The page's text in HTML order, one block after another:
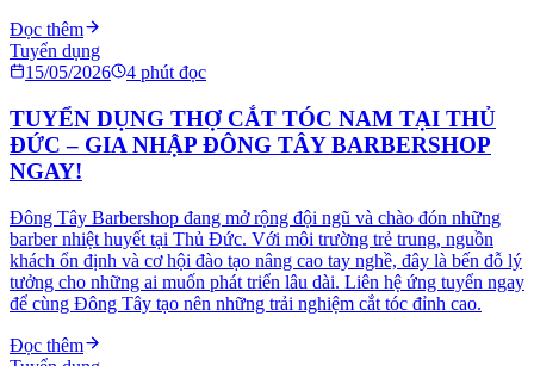
Đọc thêm
Tuyển dụng
15/05/2026
4 phút đọc
TUYỂN DỤNG THỢ CẮT TÓC NAM TẠI THỦ
ĐỨC – GIA NHẬP ĐÔNG TÂY BARBERSHOP
NGAY!
Đông Tây Barbershop đang mở rộng đội ngũ và chào đón những
barber nhiệt huyết tại Thủ Đức. Với môi trường trẻ trung, nguồn
khách ổn định và cơ hội đào tạo nâng cao tay nghề, đây là bến đỗ lý
tưởng cho những ai muốn phát triển lâu dài. Liên hệ ứng tuyển ngay
để cùng Đông Tây tạo nên những trải nghiệm cắt tóc đỉnh cao.
Đọc thêm